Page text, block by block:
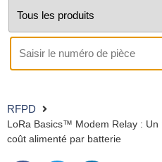
RFPD
LoRa Basics™ Modem Relay :
coût alimenté par batterie